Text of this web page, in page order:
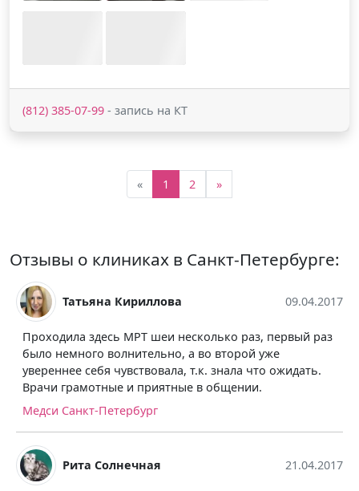
(812) 385-07-99 - запись на КТ
« 1 2 »
Отзывы о клиниках в Санкт-Петербурге:
Татьяна Кириллова 09.04.2017
Проходила здесь МРТ шеи несколько раз, первый раз
было немного волнительно, а во второй уже
увереннее себя чувствовала, т.к. знала что ожидать.
Врачи грамотные и приятные в общении.
Медси Санкт-Петербург
Рита Солнечная 21.04.2017